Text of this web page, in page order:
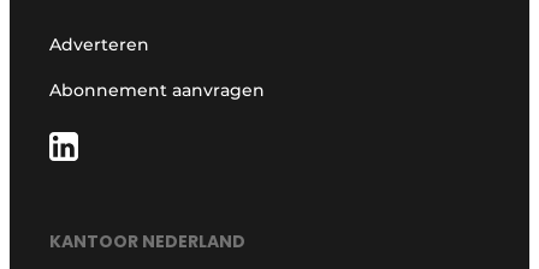
Adverteren
Abonnement aanvragen
KANTOOR NEDERLAND